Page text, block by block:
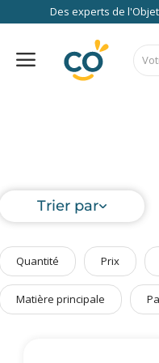
Des experts de
Bagageries & Sacs
Etui
Vêtements de
Parapluies &
Trier par
Quantité Prix
Matière principale